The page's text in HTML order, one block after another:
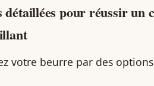
détaillées pour réussir un
votre beurre par des